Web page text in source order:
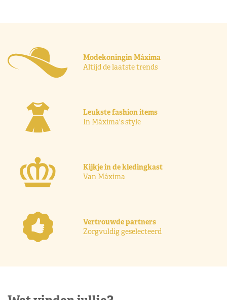
Modekoningin Máxima
Altijd de laatste trends
Leukste fashion items
In Máxima's style
Kijkje in de kledingkast
Van Máxima
Vertrouwde partners
Zorgvuldig geselecteerd